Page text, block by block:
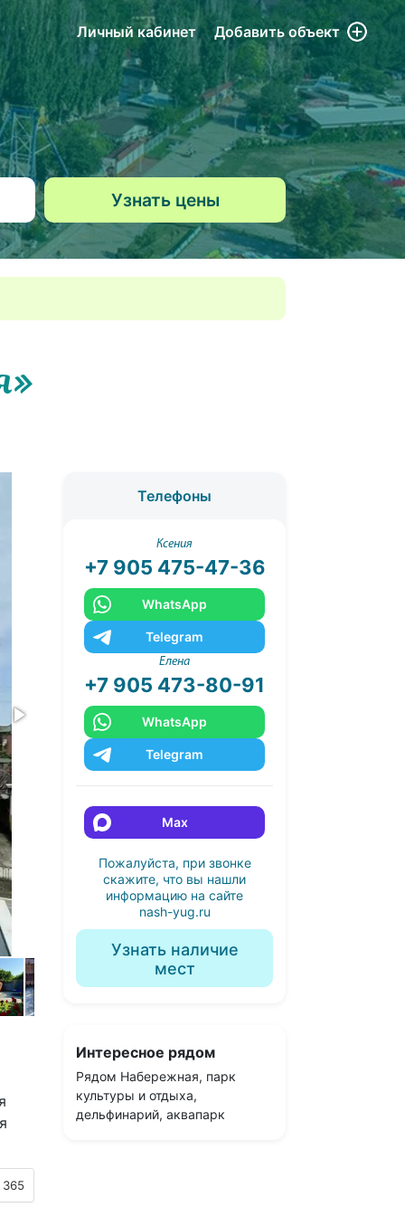
Личный кабинет Добавитьобъект
365
Телефоны
Ксения
+7 905 475-47-36
WhatsApp
Telegram
Елена
+7 905 473-80-91
WhatsApp
Telegram
Max
Пожалуйста, при звонке
скажите, что вы нашли
информацию на сайте
nash-yug.ru
Узнать наличие
мест
Интересное рядом
Рядом Набережная, парк
культуры и отдыха,
дельфинарий, аквапарк